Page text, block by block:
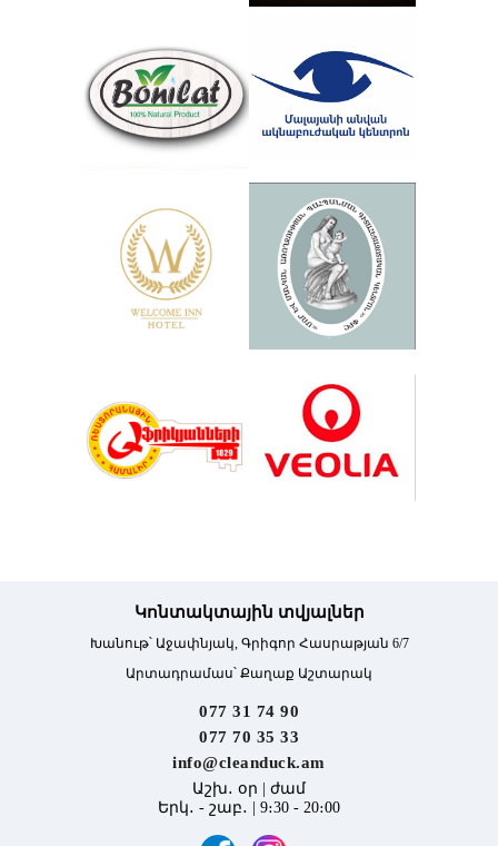
Կոնտակտային տվյալներ
Խանութ՝ Աջափնյակ, Գրիգոր Հասրաթյան 6/7
Արտադրամաս՝ Քաղաք Աշտարակ
077 31 74 90
077 70 35 33
info@cleanduck.am
Աշխ․ օր | ժամ
Երկ․ - շաբ․ | 9։30 - 20։00